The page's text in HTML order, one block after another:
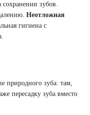
зубов.
Неотложная
гигиена с
природного зуба: там,
пересадку зуба вместо